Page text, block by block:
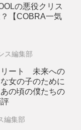
の悪役クリス
【COBRA一気
ス編集部
リート 未来への
女の子のために
の頃の僕たちの
編集部